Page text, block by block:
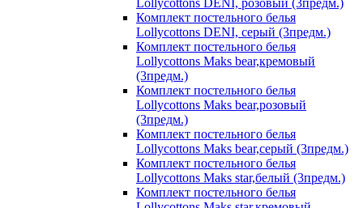
Lollycottons DENI, розовый (3предм.)
Комплект постельного белья
Lollycottons DENI, серый (3предм.)
Комплект постельного белья
Lollycottons Maks bear,кремовый
(3предм.)
Комплект постельного белья
Lollycottons Maks bear,розовый
(3предм.)
Комплект постельного белья
Lollycottons Maks bear,серый (3предм.)
Комплект постельного белья
Lollycottons Maks star,белый (3предм.)
Комплект постельного белья